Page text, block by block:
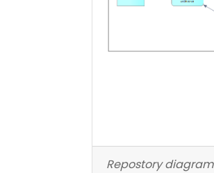
Repostory diagram